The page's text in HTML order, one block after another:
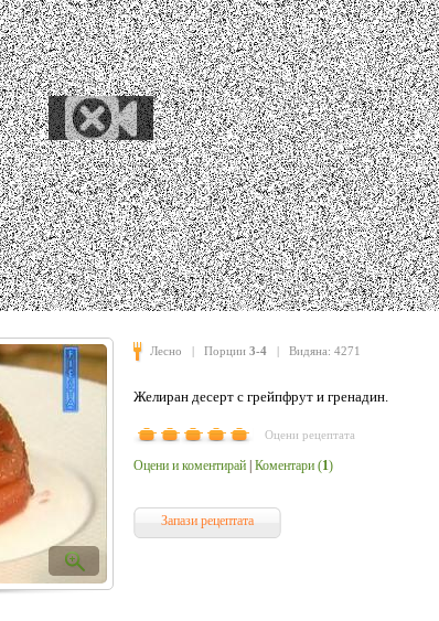
Лесно | Порции 3-4 | Видяна: 4271
Желиран десерт с грейпфрут и гренадин.
Оцени рецептата
Оцени и коментирай Коментари (1)
Запази рецептата